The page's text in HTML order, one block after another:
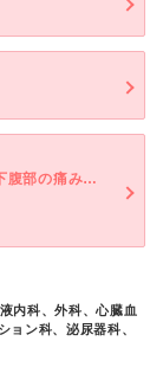
尿が少ない・尿が出にくい・排尿痛がある・下腹部の痛み（女性）
内科、外科、心臓血
ョン科、泌尿器科、